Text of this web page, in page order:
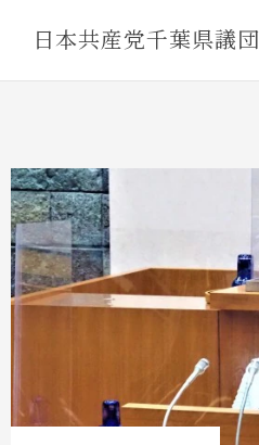
日本共産党千葉県議団